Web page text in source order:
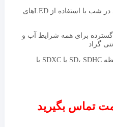
تصاویر دید در شب: قابلیت دید در شب با استفاده از LED‌های
گسترده برای همه شرایط آب و
ذخیره سازی: امکان نصب حافظه SD، SDHC یا SDXC با
تماس بگیرید